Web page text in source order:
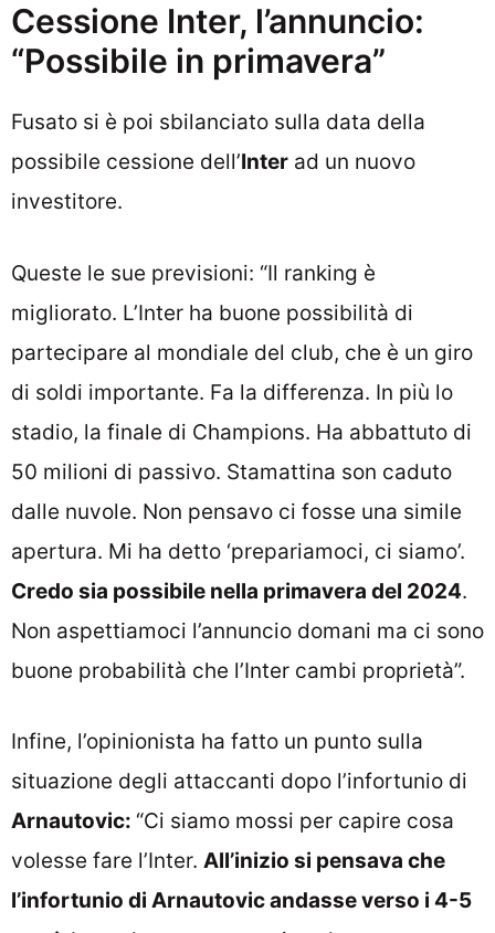
Cessione Inter, l’annuncio:
“Possibile in primavera”
Fusato si è poi sbilanciato sulla data della
possibile cessione dell’Inter ad un nuovo
investitore.
Queste le sue previsioni: “Il ranking è
migliorato. L’Inter ha buone possibilità di
partecipare al mondiale del club, che è un giro
di soldi importante. Fa la differenza. In più lo
stadio, la finale di Champions. Ha abbattuto di
50 milioni di passivo. Stamattina son caduto
dalle nuvole. Non pensavo ci fosse una simile
apertura. Mi ha detto ‘prepariamoci, ci siamo’.
Credo sia possibile nella primavera del 2024.
Non aspettiamoci l’annuncio domani ma ci sono
buone probabilità che l’Inter cambi proprietà”.
Infine, l’opinionista ha fatto un punto sulla
situazione degli attaccanti dopo l’infortunio di
Arnautovic: “Ci siamo mossi per capire cosa
volesse fare l’Inter. All’inizio si pensava che
l’infortunio di Arnautovic andasse verso i 4-5